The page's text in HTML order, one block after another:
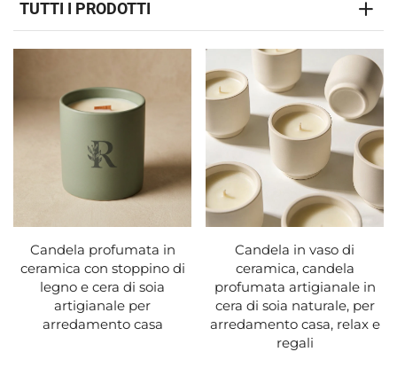
TUTTI I PRODOTTI
Candela profumata in
ceramica con stoppino di
legno e cera di soia
artigianale per
arredamento casa
Candela in vaso di
ceramica, candela
profumata artigianale in
cera di soia naturale, per
arredamento casa, relax e
regali